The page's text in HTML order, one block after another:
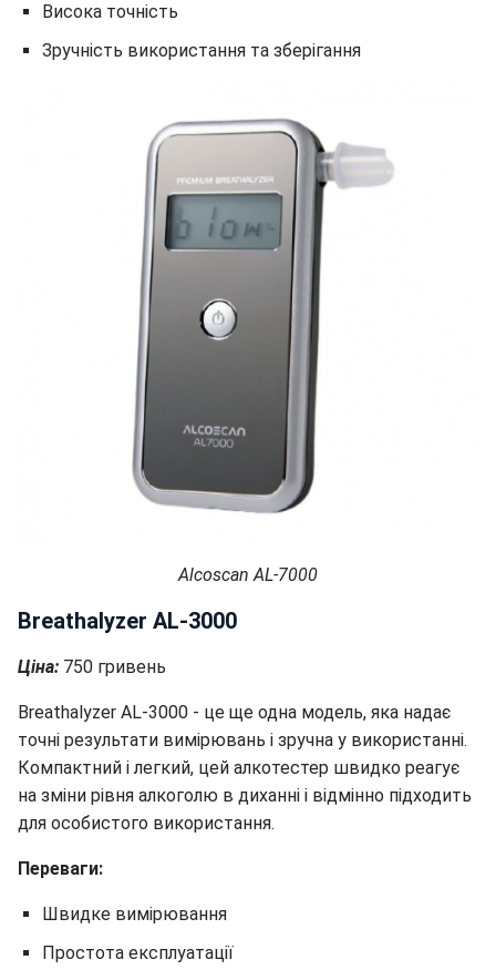
Висока точність
Зручність використання та зберігання
Alcoscan AL-7000
Breathalyzer AL-3000
Ціна: 750 гривень
Breathalyzer AL-3000 - це ще одна модель, яка надає
точні результати вимірювань і зручна у використанні.
Компактний і легкий, цей алкотестер швидко реагує
на зміни рівня алкоголю в диханні і відмінно підходить
для особистого використання.
Переваги:
Швидке вимірювання
Простота експлуатації